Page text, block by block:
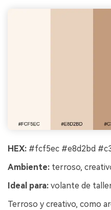
HEX: #fcf5ec #e8d2bd
Ambiente: terroso,
Ideal para: volante de
Terroso y creativo, como